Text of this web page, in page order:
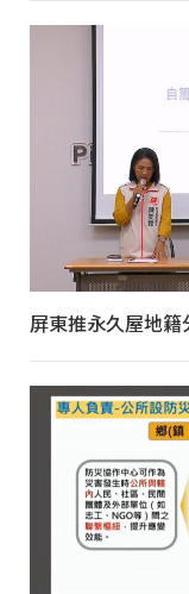
屏東推永久屋地